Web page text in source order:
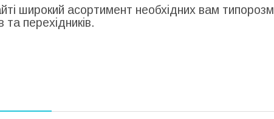
широкий асортимент необхідних вам
та перехідників.